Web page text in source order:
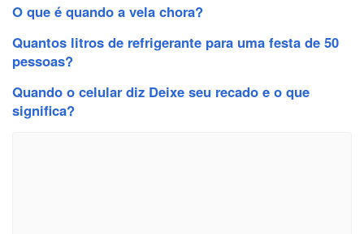
O que é quando a vela chora?
Quantos litros de refrigerante para uma festa de 50
pessoas?
Quando o celular diz Deixe seu recado e o que
significa?